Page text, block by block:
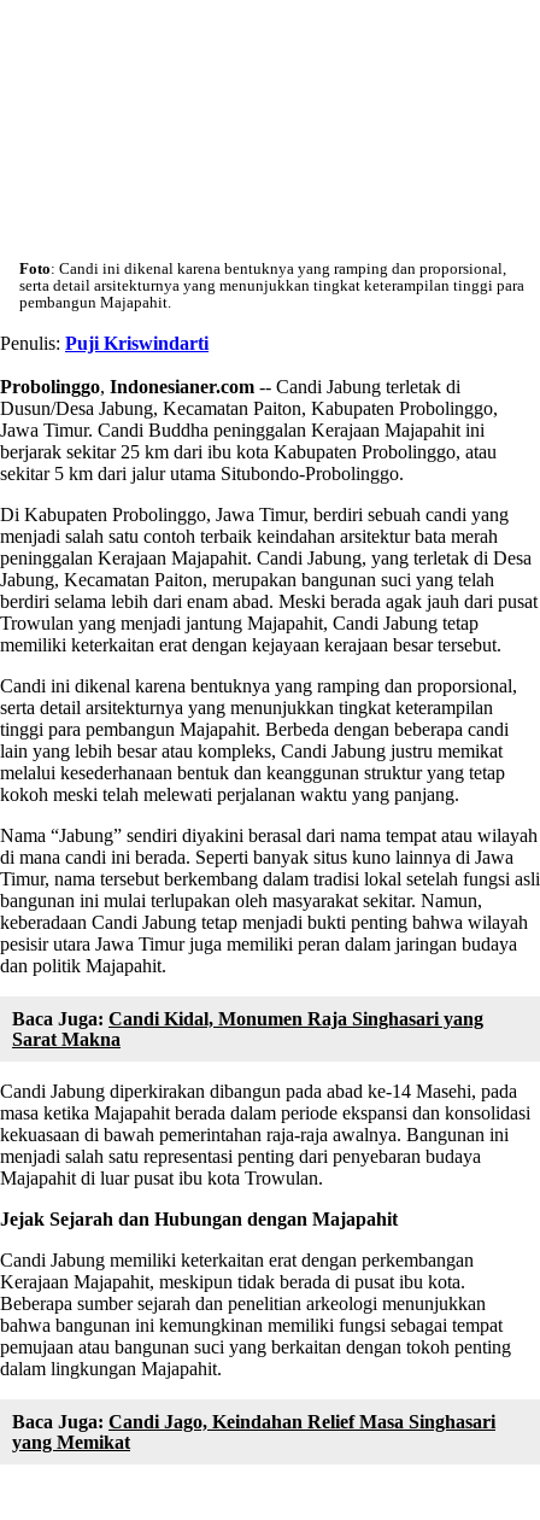
Foto: Candi ini dikenal karena bentuknya yang ramping dan proporsional,
serta detail arsitekturnya yang menunjukkan tingkat keterampilan tinggi para
pembangun Majapahit.
Penulis: Puji Kriswindarti
Probolinggo, Indonesianer.com -- Candi Jabung terletak di
Dusun/Desa Jabung, Kecamatan Paiton, Kabupaten Probolinggo,
Jawa Timur. Candi Buddha peninggalan Kerajaan Majapahit ini
berjarak sekitar 25 km dari ibu kota Kabupaten Probolinggo, atau
sekitar 5 km dari jalur utama Situbondo-Probolinggo.
Di Kabupaten Probolinggo, Jawa Timur, berdiri sebuah candi yang
menjadi salah satu contoh terbaik keindahan arsitektur bata merah
peninggalan Kerajaan Majapahit. Candi Jabung, yang terletak di Desa
Jabung, Kecamatan Paiton, merupakan bangunan suci yang telah
berdiri selama lebih dari enam abad. Meski berada agak jauh dari pusat
Trowulan yang menjadi jantung Majapahit, Candi Jabung tetap
memiliki keterkaitan erat dengan kejayaan kerajaan besar tersebut.
Candi ini dikenal karena bentuknya yang ramping dan proporsional,
serta detail arsitekturnya yang menunjukkan tingkat keterampilan
tinggi para pembangun Majapahit. Berbeda dengan beberapa candi
lain yang lebih besar atau kompleks, Candi Jabung justru memikat
melalui kesederhanaan bentuk dan keanggunan struktur yang tetap
kokoh meski telah melewati perjalanan waktu yang panjang.
Nama “Jabung” sendiri diyakini berasal dari nama tempat atau wilayah
di mana candi ini berada. Seperti banyak situs kuno lainnya di Jawa
Timur, nama tersebut berkembang dalam tradisi lokal setelah fungsi asli
bangunan ini mulai terlupakan oleh masyarakat sekitar. Namun,
keberadaan Candi Jabung tetap menjadi bukti penting bahwa wilayah
pesisir utara Jawa Timur juga memiliki peran dalam jaringan budaya
dan politik Majapahit.
Baca Juga: Candi Kidal, Monumen Raja Singhasari yang
Sarat Makna
Candi Jabung diperkirakan dibangun pada abad ke-14 Masehi, pada
masa ketika Majapahit berada dalam periode ekspansi dan konsolidasi
kekuasaan di bawah pemerintahan raja-raja awalnya. Bangunan ini
menjadi salah satu representasi penting dari penyebaran budaya
Majapahit di luar pusat ibu kota Trowulan.
Jejak Sejarah dan Hubungan dengan Majapahit
Candi Jabung memiliki keterkaitan erat dengan perkembangan
Kerajaan Majapahit, meskipun tidak berada di pusat ibu kota.
Beberapa sumber sejarah dan penelitian arkeologi menunjukkan
bahwa bangunan ini kemungkinan memiliki fungsi sebagai tempat
pemujaan atau bangunan suci yang berkaitan dengan tokoh penting
dalam lingkungan Majapahit.
Baca Juga: Candi Jago, Keindahan Relief Masa Singhasari
yang Memikat